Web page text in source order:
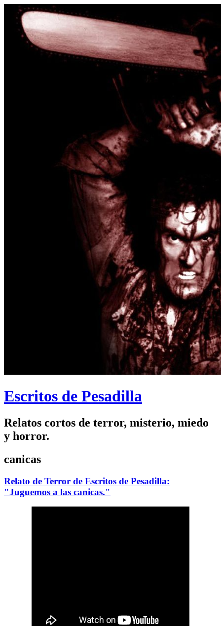
Escritos de Pesadilla
Relatos cortos de terror, misterio, miedo
y horror.
canicas
Relato de Terror de Escritos de Pesadilla:
"Juguemos a las canicas."